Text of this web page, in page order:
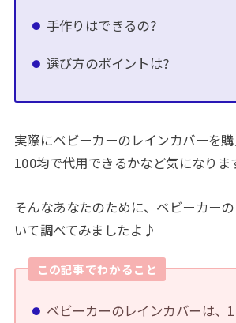
手作りはできるの?
選び方のポイントは?
実際にベビーカーのレインカバーを購
100均で代用できるかなど気になりま
そんなあなたのために、ベビーカー
いて調べてみましたよ♪
この記事でわかること
ベビーカーのレインカバーは、